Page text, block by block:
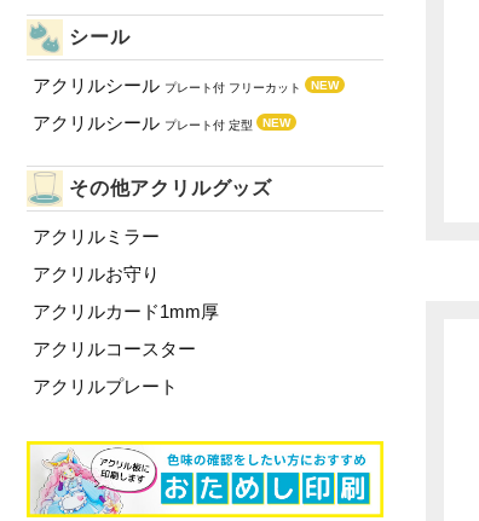
シール
アクリルシール プレート付 フリーカット NEW
アクリルシール プレート付 定型 NEW
その他アクリルグッズ
アクリルミラー
アクリルお守り
アクリルカード1mm厚
アクリルコースター
アクリルプレート